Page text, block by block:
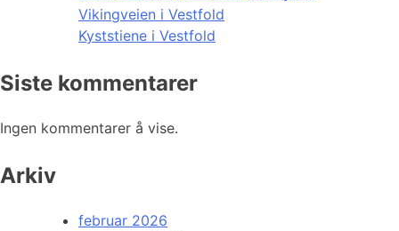
Vikingveien i Vestfold
Kyststiene i Vestfold
Siste kommentarer
Ingen kommentarer å vise.
Arkiv
februar 2026